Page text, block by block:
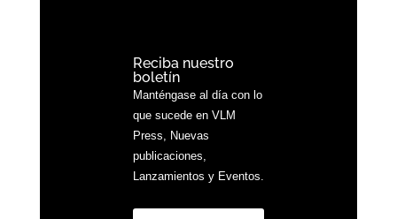
Reciba nuestro
boletín
Manténgase al día con lo
que sucede en VLM
Press, Nuevas
publicaciones,
Lanzamientos y Eventos.